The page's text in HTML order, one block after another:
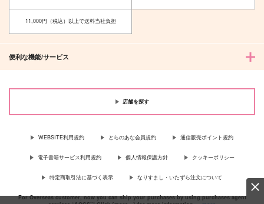
11,000円（税込）以上で送料当社負担
便利な機能/サービス
店舗を探す
WEBSITE利用規約 とらのあな会員規約 通信販売ポイント規約
電子書籍サービス利用規約 個人情報保護方針 クッキーポリシー
特定商取引法に基づく表示 なりすまし・いたずら注文について
For Overseas customer, now you can ship your purchases by using purchases agent